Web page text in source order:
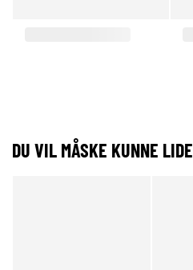
DU VIL MÅSKE KUNNE LIDE